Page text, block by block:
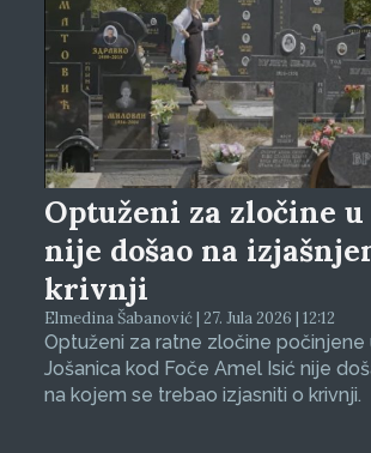
Optuženi za zločine
nije došao na
krivnji
Elmedina Šabanović | 27. Jula 2026 | 12:12
Optuženi za ratne zločine počinjene
Jošanica kod Foče Amel Isić nije
na kojem se trebao izjasniti o krivnji.